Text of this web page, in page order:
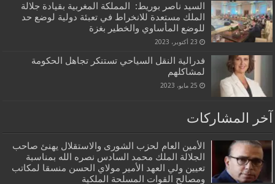
السيد ناصر بوريط: المملكة المغربية بقيادة جلالة
الملك مستعدة للانخراط في تعبئة دولية لوضع حد
للوضع المأساوي والخطير بغزة
23 أكتوبر، 2023
فدرالية النقل السياحي تستنكر تجاهل الحكومة
لمشاكلهم
25 مايو، 2023
آخر المشاركات
الأمين العام لحزب الشورى والاستقلال يهنئ صاحب
الجلالة الملك محمد السادس نصره الله بمناسبة
تعيين ولي العهد الأمير مولاي الحسن منسقا لمكاتب
ومصالح القوات المسلحة الملكية